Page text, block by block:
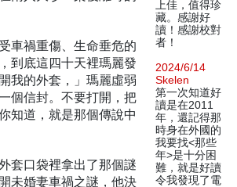
車禍重傷、生命垂危的
到底這四十天裡瑪麗發
我的外套，」瑪麗虛弱
個信封。不要打開，把
知道，就是那個傳說中
套口袋裡拿出了那個謎
未婚妻車禍之謎，他決
上佳，值得珍
藏。感謝好
讀！感謝校對
者！
2024/6/14
Skelen
第一次知道好
讀是在2011
年，還記得那
時身在外國的
我要找<那些
年>是十分困
難，就是好讀
令我發現了電